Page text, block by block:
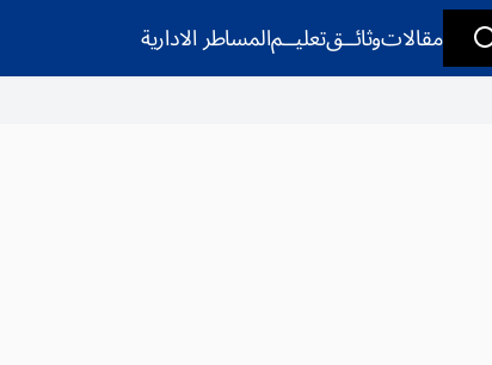
مقالاتوثائــقتعليــمالمساطر الادارية